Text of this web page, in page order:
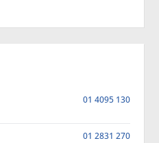
01 4095 130
01 2831 270